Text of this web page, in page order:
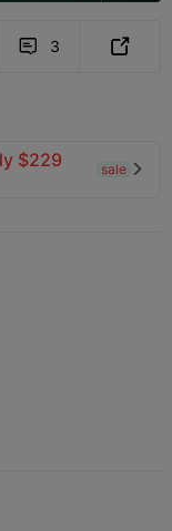
 3 
$229
sale 